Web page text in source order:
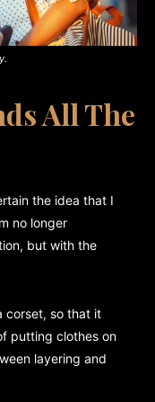
All The
the idea that I
no longer
but with the
corset, so that it
putting clothes on
layering and